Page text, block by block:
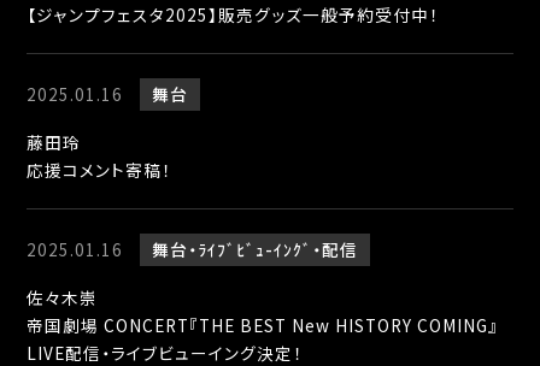
【ジャンプフェスタ2025】販売グッズ一般予約受付中！
2025.01.16
舞台
藤田玲
応援コメント寄稿！
2025.01.16 舞台 ﾗｲﾌﾞﾋﾞｭ-ｲﾝｸﾞ
配信
佐々木崇
帝国劇場 CONCERT『THE BEST New HISTORY COMING』
LIVE配信・ライブビューイング決定！